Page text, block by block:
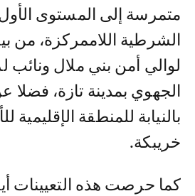
متمرسة إلى المستوى الأول
الشرطية اللاممركزة، من
لوالي أمن بني ملال ونائب
الجهوي بمدينة تازة، فضلا
بالنيابة للمنطقة الإقليمية
خريبكة.
كما حرصت هذه التعيينات